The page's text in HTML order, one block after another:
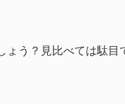
う？見比べては駄目